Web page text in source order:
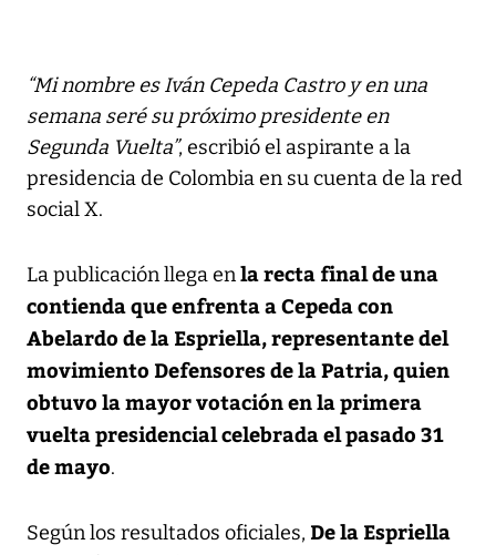
“Mi nombre es Iván Cepeda Castro y en una
semana seré su próximo presidente en
Segunda Vuelta”, escribió el aspirante a la
presidencia de Colombia en su cuenta de la red
social X.
La publicación llega enla recta final de una
contienda que enfrenta a Cepeda con
Abelardo de la Espriella, representante del
movimiento Defensores de la Patria, quien
obtuvo la mayor votación en la primera
vuelta presidencial celebrada el pasado 31
de mayo.
Según los resultados oficiales, De la Espriella